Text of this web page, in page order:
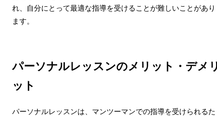
れ、自分にとって最適な指導を受けることが難しいことがあり
ます。
パーソナルレッスンのメリット・デメ
ット
パーソナルレッスンは、マンツーマンでの指導を受けられるた